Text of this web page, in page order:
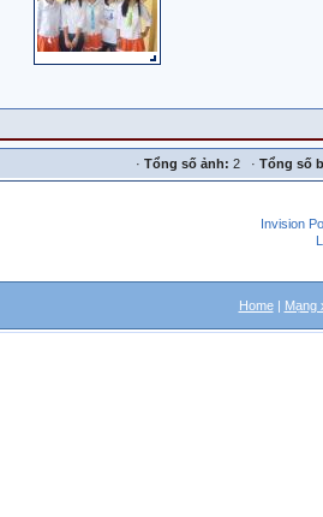
· Tổng số ảnh: 2 · Tổng số
Invision
Home| Mạng